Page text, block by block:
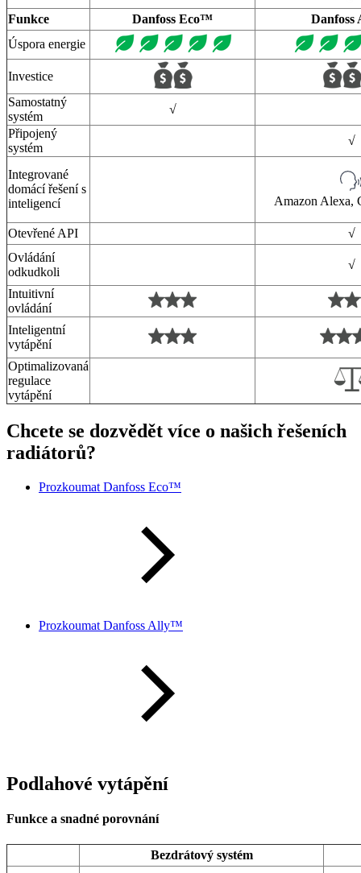
Funkce Danfoss Eco™
Úspora energie
Investice
Samostatný
systém
√
Připojený
systém
√
Integrované
domácí řešení s
inteligencí
Amazon Alexa,
Otevřené API
√
Ovládání
odkudkoli
√
Intuitivní
ovládání
Inteligentní
vytápění
Optimalizovaná
regulace
vytápění
Chcete se dozvědět více o našich řešeních
radiátorů?
Prozkoumat Danfoss Eco™
Prozkoumat Danfoss Ally™
Podlahové vytápění
Funkce a snadné porovnání
Bezdrátový systém